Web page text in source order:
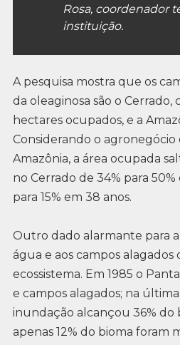
Rosa, coordenador
instituição.
A pesquisa mostra que os
da oleaginosa são o Cerrado,
hectares ocupados, e a
Considerando o agronegócio
Amazônia, a área ocupada
no Cerrado de 34% para
para 15% em 38 anos.
Outro dado alarmante para
água e aos campos
ecossistema. Em 1985 o
e campos alagados; na última
inundação alcançou 36% do
apenas 12% do bioma foram